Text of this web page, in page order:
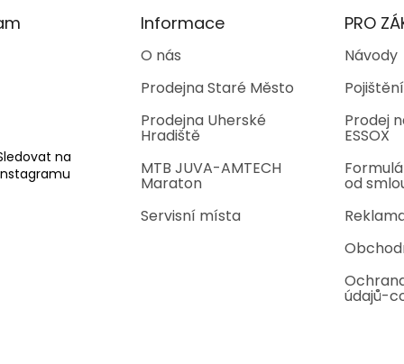
na
Informace
O nás
Prodejna Staré Město
Prodejna Uherské
Hradiště
MTB JUVA-AMTECH
Maraton
Servisní místa
PRO
Návody
Prodej
ESSOX
od
údajů-